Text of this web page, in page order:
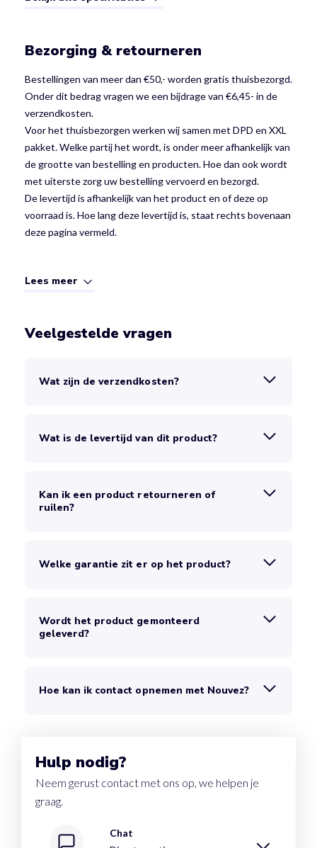
Bezorging & retourneren
Bestellingen van meer dan €50,- worden gratis thuisbezorgd.
Onder dit bedrag vragen we een bijdrage van €6,45- in de
verzendkosten.
Voor het thuisbezorgen werken wij samen met DPD en XXL
pakket. Welke partij het wordt, is onder meer afhankelijk van
de grootte van bestelling en producten. Hoe dan ook wordt
met uiterste zorg uw bestelling vervoerd en bezorgd.
De levertijd is afhankelijk van het product en of deze op
voorraad is. Hoe lang deze levertijd is, staat rechts bovenaan
deze pagina vermeld.
Lees meer
Veelgestelde vragen
Wat zijn de verzendkosten?
Wat is de levertijd van dit product?
Kan ik een product retourneren of
ruilen?
Welke garantie zit er op het product?
Wordt het product gemonteerd
geleverd?
Hoe kan ik contact opnemen met Nouvez?
Hulp nodig?
Neem gerust contact met ons op, we helpen je
graag.
Chat